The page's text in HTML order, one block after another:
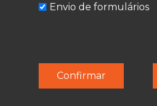
© Techolder. Todos os
SmashLine
Envio de formulários
Confirmar